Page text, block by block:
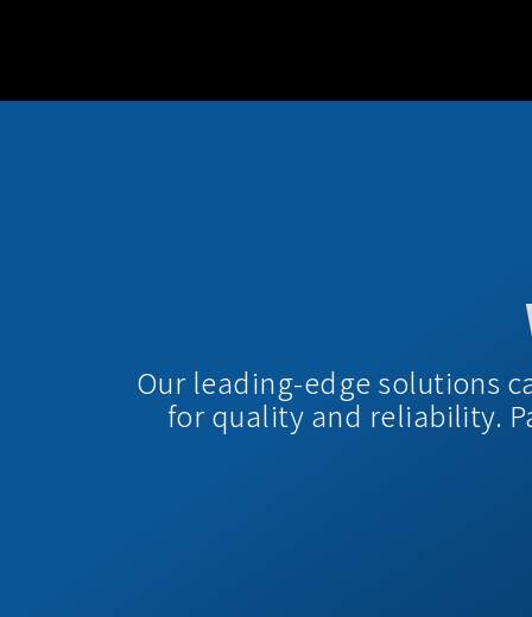
Our leading-edge solutions
for quality and reliability.